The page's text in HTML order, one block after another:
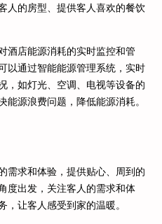
人的房型、提供客人喜欢的餐饮
酒店能源消耗的实时监控和管
以通过智能能源管理系统，实时
，如灯光、空调、电视等设备的
能源浪费问题，降低能源消耗。
需求和体验，提供贴心、周到的
度出发，关注客人的需求和体
，让客人感受到家的温暖。